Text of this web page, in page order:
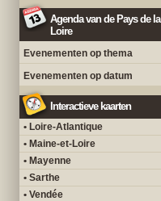
Agenda van de Pays de la
Loire
Evenementen op thema
Evenementen op datum
Interactieve kaarten
• Loire-Atlantique
• Maine-et-Loire
• Mayenne
• Sarthe
• Vendée